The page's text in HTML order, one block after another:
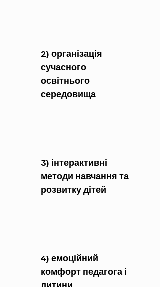
2) організація
сучасного
освітнього
середовища
3) інтерактивні
методи навчання та
розвитку дітей
4) емоційний
комфорт педагога і